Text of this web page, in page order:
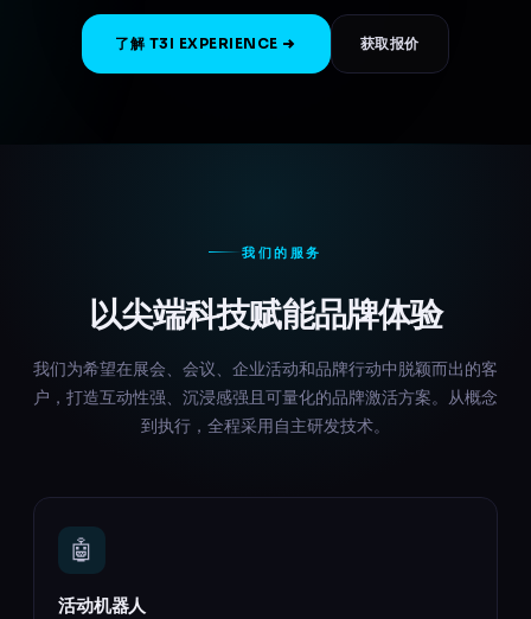
了解 T3I EXPERIENCE 获取报价
我们的服务
以尖端科技赋能品牌体验
我们为希望在展会、会议、企业活动和品牌行动中脱颖而出的客
户，打造互动性强、沉浸感强且可量化的品牌激活方案。从概念
到执行，全程采用自主研发技术。
🤖
活动机器人